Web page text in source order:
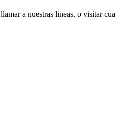
a nuestras lineas, o visitar